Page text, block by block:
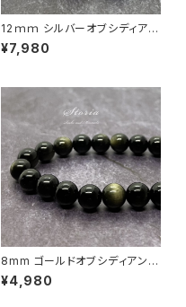
12ｍｍ シルバーオブシディアン
（黒曜石）×パヴェ ブレスレット
¥7,980
8mm ゴールドオブシディアン
（黒曜石）ブレスレット
¥4,980